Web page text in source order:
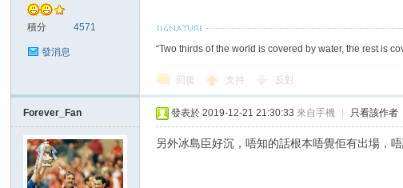
積分 4571
發消息 “Two thirds of the world is covered by water, the rest is
回復 支持 反對
Forever_Fan 發表於 2019-12-21 21:30:33 來自手機 只看該作者
另外冰島臣好沉，唔知的話根本唔覺佢有出場，